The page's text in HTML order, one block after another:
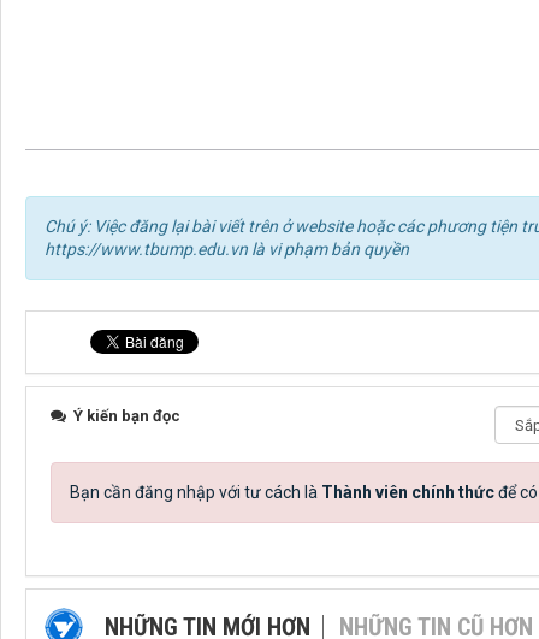
Chú ý: Việc đăng lại bài viết trên ở website hoặc các phương tiện
https://www.tbump.edu.vn là vi phạm bản quyền
Ý kiến bạn đọc
Bạn cần đăng nhập với tư cách là Thành viên chính thứcđể
NHỮNG TIN MỚI HƠN NHỮNG TIN CŨ HƠN